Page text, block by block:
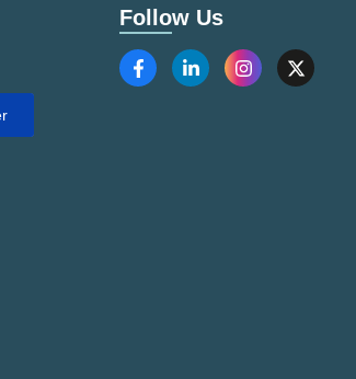
Follow Us